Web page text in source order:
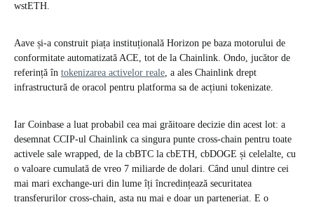
wstETH.
Aave și-a construit piața instituțională Horizon pe baza motorului de
conformitate automatizată ACE, tot de la Chainlink. Ondo, jucător de
referință în tokenizarea activelor reale, a ales Chainlink drept
infrastructură de oracol pentru platforma sa de acțiuni tokenizate.
Iar Coinbase a luat probabil cea mai grăitoare decizie din acest lot: a
desemnat CCIP-ul Chainlink ca singura punte cross-chain pentru toate
activele sale wrapped, de la cbBTC la cbETH, cbDOGE și celelalte, cu
o valoare cumulată de vreo 7 miliarde de dolari. Când unul dintre cei
mai mari exchange-uri din lume îți încredințează securitatea
transferurilor cross-chain, asta nu mai e doar un parteneriat. E o